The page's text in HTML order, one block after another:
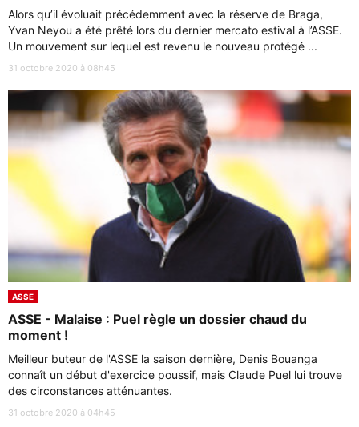
Alors qu’il évoluait précédemment avec la réserve de Braga,
Yvan Neyou a été prêté lors du dernier mercato estival à l’ASSE.
Un mouvement sur lequel est revenu le nouveau protégé ...
31 octobre 2020 à 08h45
ASSE
ASSE - Malaise : Puel règle un dossier chaud du
moment !
Meilleur buteur de l'ASSE la saison dernière, Denis Bouanga
connaît un début d'exercice poussif, mais Claude Puel lui trouve
des circonstances atténuantes.
31 octobre 2020 à 04h45